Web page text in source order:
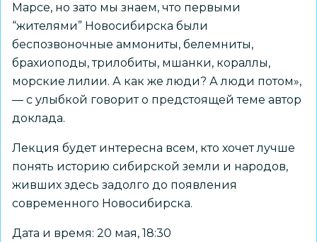
Марсе, но зато мы знаем, что первыми
“жителями” Новосибирска были
беспозвоночные аммониты, белемниты,
брахиоподы, трилобиты, мшанки, кораллы,
морские лилии. А как же люди? А люди потом»,
— с улыбкой говорит о предстоящей теме автор
доклада.
Лекция будет интересна всем, кто хочет лучше
понять историю сибирской земли и народов,
живших здесь задолго до появления
современного Новосибирска.
Дата и время: 20 мая, 18:30